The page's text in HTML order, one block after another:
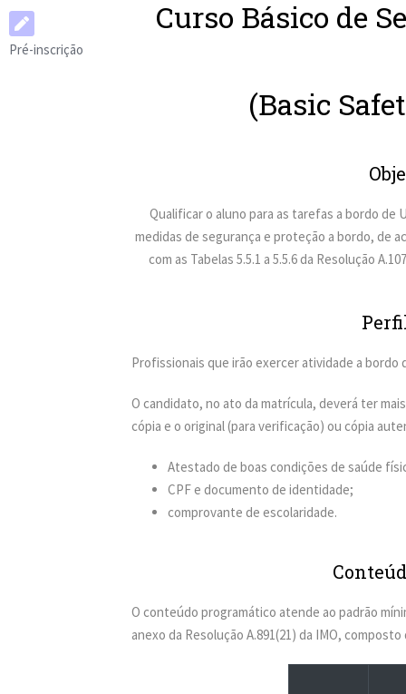
Pré-inscrição
Curso Básico de
(Basic
Qualificar o aluno para as tarefas a bordo
medidas de segurança e proteção a bordo, de
com as Tabelas 5.5.1 a 5.5.6 da Resolução
Profissionais que irão exercer atividade a bordo
O candidato, no ato da matrícula, deverá ter
cópia e o original (para verificação) ou cópia
Atestado de boas condições de saúde
CPF e documento de identidade;
comprovante de escolaridade.
O conteúdo programático atende ao padrão
anexo da Resolução A.891(21) da IMO,